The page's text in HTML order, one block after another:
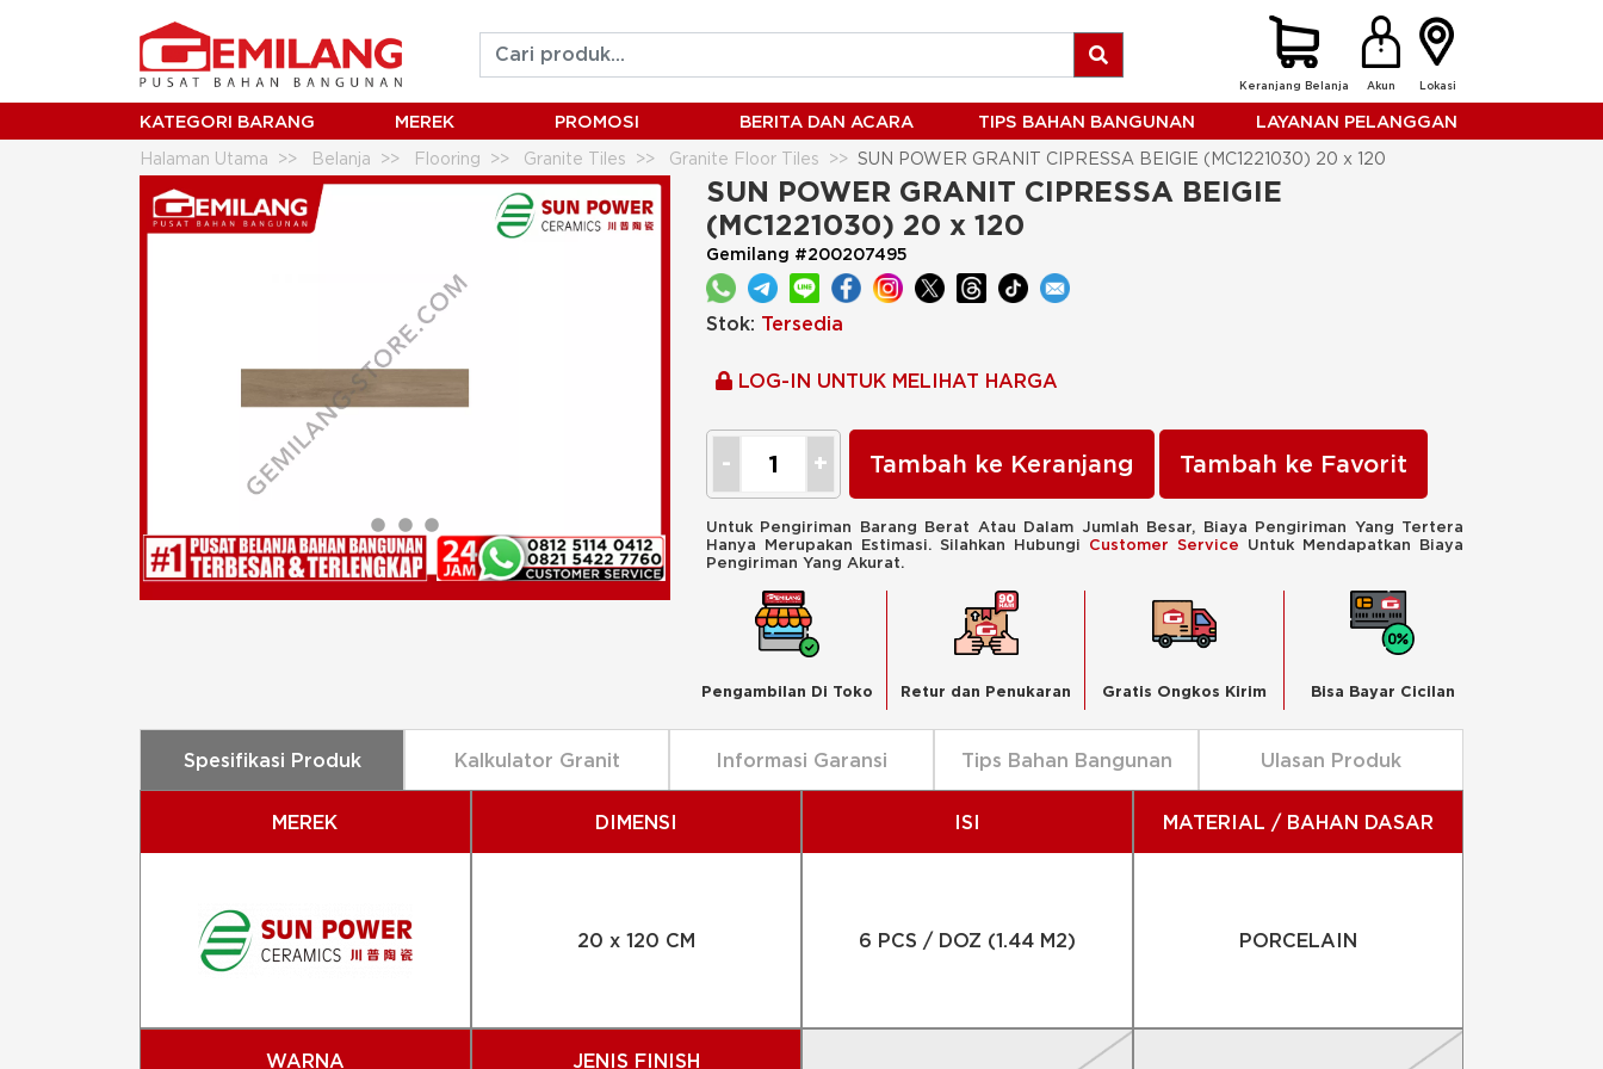
Keranjang Belanja Akun Lokasi
KATEGORI BARANG MEREK PROMOSI BERITA DAN ACARA TIPS BAHAN BANGUNAN LAYANAN PELANGGAN
Halaman Utama Belanja Flooring Granite Tiles Granite Floor Tiles SUN POWER GRANIT CIPRESSA BEIGIE (MC1221030) 20 x 120
SUN POWER GRANIT CIPRESSA BEIGIE
(MC1221030) 20 x 120
Gemilang #200207495
Stok: Tersedia
LOG-IN UNTUK MELIHAT HARGA
Tambah ke Keranjang Tambah ke Favorit
Untuk Pengiriman Barang Berat Atau Dalam Jumlah Besar, Biaya Pengiriman Yang Tertera
Hanya Merupakan Estimasi. Silahkan Hubungi Customer Service Untuk Mendapatkan Biaya
Pengiriman Yang Akurat.
Pengambilan Di Toko Retur dan Penukaran Gratis Ongkos Kirim Bisa Bayar Cicilan
Spesifikasi Produk Kalkulator Granit Informasi Garansi Tips Bahan Bangunan Ulasan Produk
MEREK DIMENSI
20 x 120 CM
ISI
6 PCS / DOZ (1.44 M2)
MATERIAL / BAHAN DASAR
PORCELAIN
WARNA JENIS FINISH